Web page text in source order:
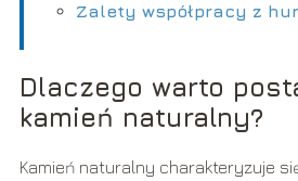
Zalety współpracy z
Dlaczego warto
kamień naturalny?
Kamień naturalny charakteryzuje